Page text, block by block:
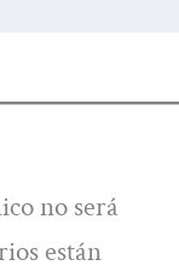
no será
están